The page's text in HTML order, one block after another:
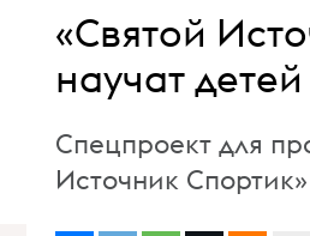
«Святой
научат
Спецпроект для
Источник Спортик»